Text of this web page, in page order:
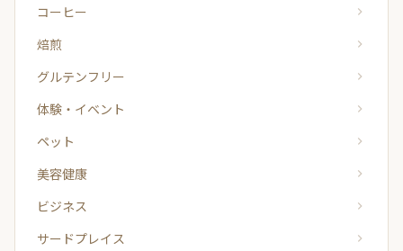
コーヒー
焙煎
グルテンフリー
体験・イベント
ペット
美容健康
ビジネス
サードプレイス